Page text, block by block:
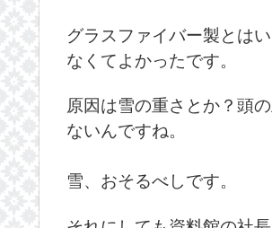
グラスファイバー製とは
なくてよかったです。
原因は雪の重さとか？頭
ないんですね。
雪、おそるべしです。